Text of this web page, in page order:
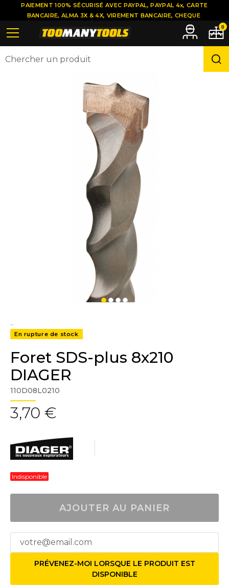
..
En rupture de stock
Foret SDS-plus 8x210
DIAGER
110D08L0210
3,70 €
Indisponible
AJOUTER AU PANIER
PRÉVENEZ-MOI LORSQUE LE PRODUIT EST
DISPONIBLE
PAIEMENT 100% SÉCURISÉ AVEC PAYPAL, PAYPAL 4x, CARTE
BANCAIRE, ALMA 3X & 4X, VIREMENT BANCAIRE, CHEQUE
0